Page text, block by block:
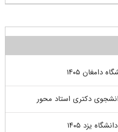
۱۴۰۵
دکتری استاد محور
یزد ۱۴۰۵